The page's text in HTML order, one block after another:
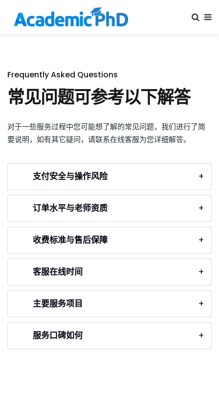
Frequently Asked Questions
常见问题可参考以下解答
对于一些服务过程中您可能想了解的常见问题，我们进行了简
要说明，如有其它疑问，请联系在线客服为您详细解答。
支付安全与操作风险
订单水平与老师资质
收费标准与售后保障
客服在线时间
主要服务项目
服务口碑如何